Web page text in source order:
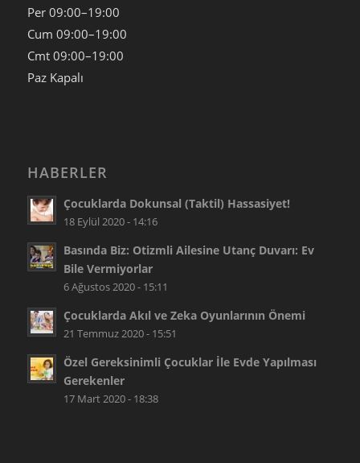
Per 09:00–19:00
Cum 09:00–19:00
Cmt 09:00–19:00
Paz Kapalı
HABERLER
Çocuklarda Dokunsal (Taktil) Hassasiyet!
18 Eylül 2020 - 14:16
Basında Biz: Otizmli Ailesine Utanç Duvarı: Ev
Bile Vermiyorlar
6 Ağustos 2020 - 15:11
Çocuklarda Akıl ve Zeka Oyunlarının Önemi
21 Temmuz 2020 - 15:51
Özel Gereksinimli Çocuklar İle Evde Yapılması
Gerekenler
17 Mart 2020 - 18:38